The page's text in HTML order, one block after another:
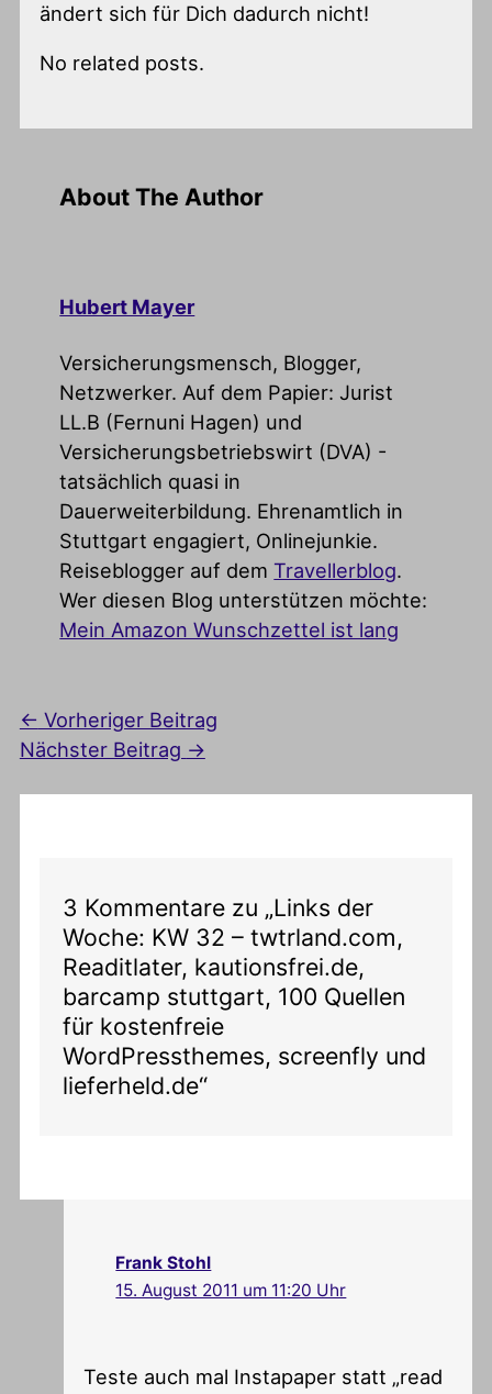
ändert sich für Dich dadurch nicht!
No related posts.
About The Author
Hubert Mayer
Versicherungsmensch, Blogger,
Netzwerker. Auf dem Papier: Jurist
LL.B (Fernuni Hagen) und
Versicherungsbetriebswirt (DVA) -
tatsächlich quasi in
Dauerweiterbildung. Ehrenamtlich in
Stuttgart engagiert, Onlinejunkie.
Reiseblogger auf dem Travellerblog.
Wer diesen Blog unterstützen möchte:
Mein Amazon Wunschzettel ist lang
← Vorheriger Beitrag
Nächster Beitrag →
3 Kommentare zu „Links der
Woche: KW 32 – twtrland.com,
Readitlater, kautionsfrei.de,
barcamp stuttgart, 100 Quellen
für kostenfreie
WordPressthemes, screenfly und
lieferheld.de“
Frank Stohl
15. August 2011 um 11:20 Uhr
Teste auch mal Instapaper statt „read